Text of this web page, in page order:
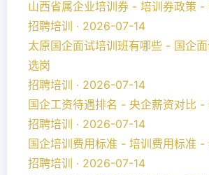
山西省属企业培训券 - 培训券政策 -
招聘培训 · 2026-07-14
太原国企面试培训班有哪些 - 国企
选岗
招聘培训 · 2026-07-14
国企工资待遇排名 - 央企薪资对比 -
招聘培训 · 2026-07-14
国企培训费用标准 - 培训费用标准 -
招聘培训 · 2026-07-14